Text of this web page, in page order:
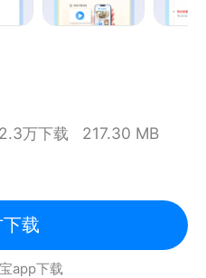
万下载 217.30 MB
载
app下载